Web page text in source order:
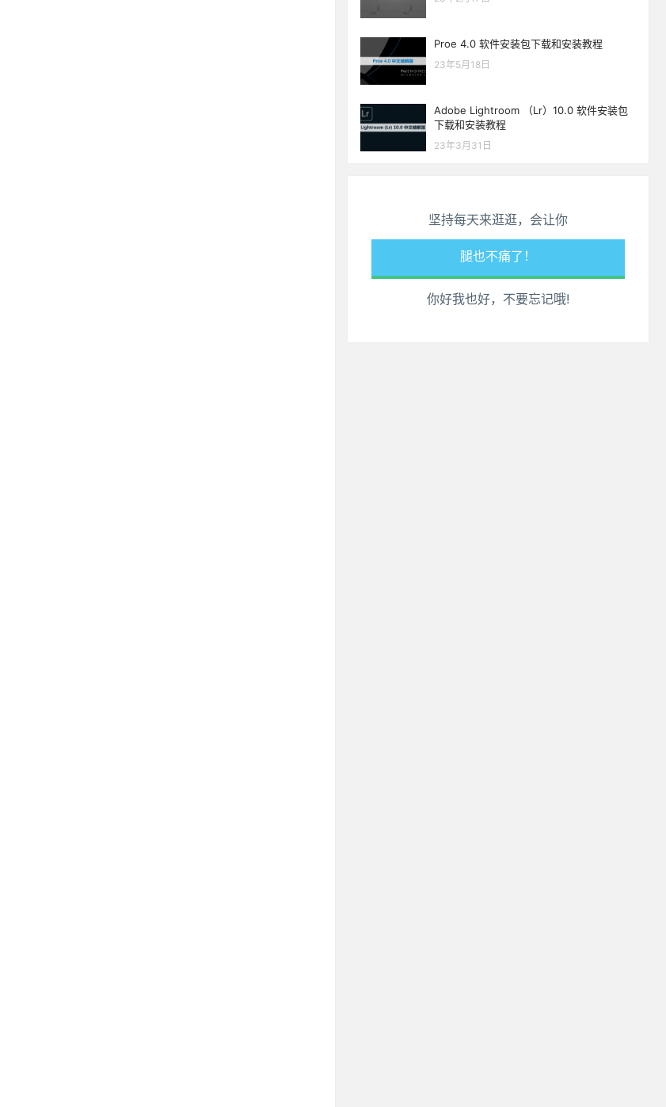
Proe 4.0 软件安装包下载和安装教程
23年5月18日
Adobe Lightroom （Lr）10.0 软件安装包
下载和安装教程
23年3月31日
坚持每天来逛逛，会让你
生活也美好了！
走路也有劲了！
腰也不酸了！
你好我也好，不要忘记哦!